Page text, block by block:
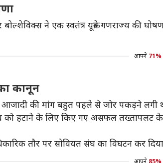
बोल्शेविक्स ने एक स्वतंत्र यूक्रेन गणराज्य की
आपने 71%
कानून
आजादी की मांग बहुत पहले से जोर पकड़ने लगी
को हटाने के लिए किए गए असफल
तौर पर सोवियत संघ का विघटन कर दिया
आपने 85%